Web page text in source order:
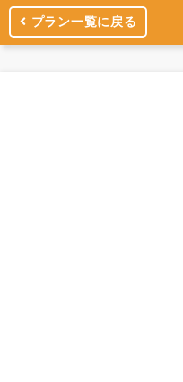
プラン一覧に戻る